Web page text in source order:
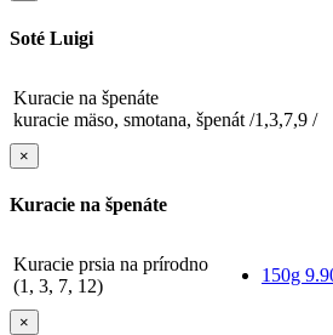
Soté Luigi
Kuracie na špenáte
kuracie mäso, smotana, špenát /1,3,7,9 /
×
Kuracie na špenáte
Kuracie prsia na prírodno
(1, 3, 7, 12)
150g
×